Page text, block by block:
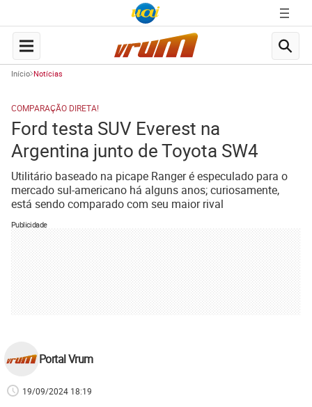
Início Notícias
COMPARAÇÃO DIRETA!
Ford testa SUV Everest na
Argentina junto de Toyota SW4
Utilitário baseado na picape Ranger é especulado para o
mercado sul-americano há alguns anos; curiosamente,
está sendo comparado com seu maior rival
Publicidade
Portal Vrum
19/09/2024 18:19